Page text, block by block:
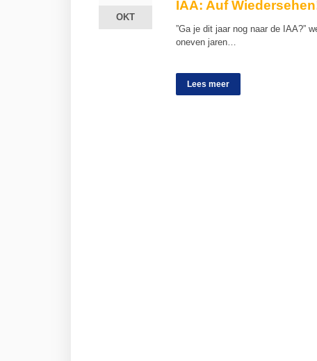
IAA: Auf
”Ga je dit jaar nog naar de IAA?”
oneven jaren…
Lees meer
OKT
OKT